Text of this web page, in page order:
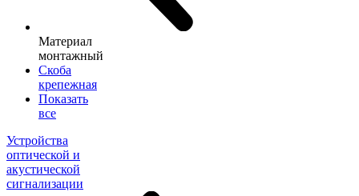
Материал
монтажный
Скоба
крепежная
Показать
все
Устройства
оптической и
акустической
сигнализации